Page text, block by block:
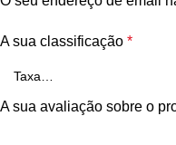
A sua classificação *
A sua avaliação sobre o